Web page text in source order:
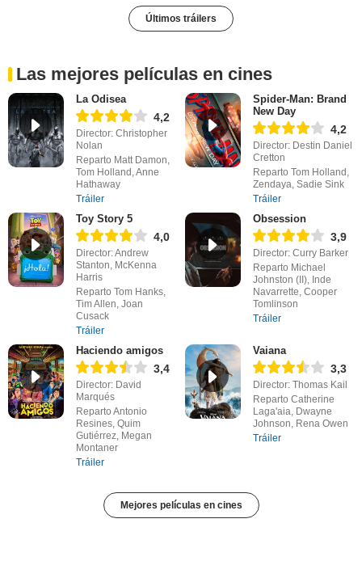
Últimos tráilers
Las mejores películas en cines
La Odisea
4,2
Director: Christopher
Nolan
Reparto Matt Damon,
Tom Holland, Anne
Hathaway
Tráiler
Spider-Man: Brand
New Day
4,2
Director: Destin Daniel
Cretton
Reparto Tom Holland,
Zendaya, Sadie Sink
Tráiler
Toy Story 5
4,0
Director: Andrew
Stanton, McKenna
Harris
Reparto Tom Hanks,
Tim Allen, Joan
Cusack
Tráiler
Obsession
3,9
Director: Curry Barker
Reparto Michael
Johnston (II), Inde
Navarrette, Cooper
Tomlinson
Tráiler
Haciendo amigos
3,4
Director: David
Marqués
Reparto Antonio
Resines, Quim
Gutiérrez, Megan
Montaner
Tráiler
Vaiana
3,3
Director: Thomas Kail
Reparto Catherine
Laga'aia, Dwayne
Johnson, Rena Owen
Tráiler
Mejores películas en cines